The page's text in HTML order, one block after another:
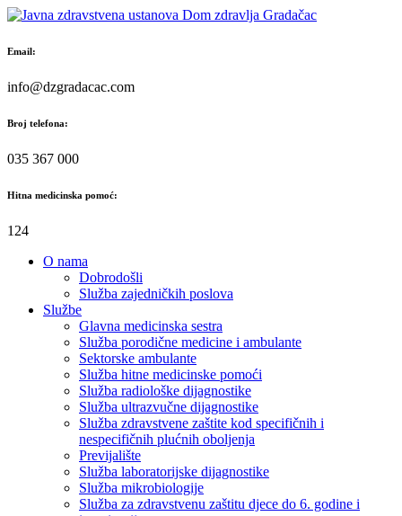
Skip
content
Email:
info@dzgradacac.com
Broj telefona:
035 367 000
Hitna medicinska pomoć:
124
O nama
Dobrodošli
Služba zajedničkih poslova
Službe
Glavna medicinska sestra
Služba porodične medicine i ambulante
Sektorske ambulante
Služba hitne medicinske pomoći
Služba radiološke dijagnostike
Služba ultrazvučne dijagnostike
Služba zdravstvene zaštite kod specifičnih i
nespecifičnih plućnih oboljenja
Previjalište
Služba laboratorijske dijagnostike
Služba mikrobiologije
Služba za zdravstvenu zaštitu djece do 6. godine i